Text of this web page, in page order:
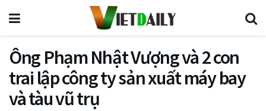
Ông Phạm Nhật Vượng và 2 con
trai lập công ty sản xuất máy bay
và tàu vũ trụ